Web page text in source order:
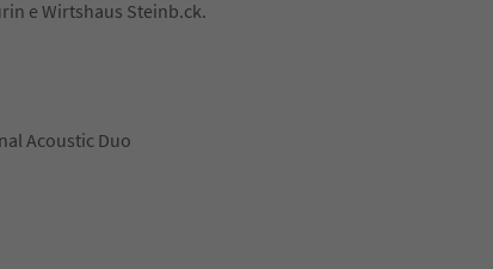
e Wirtshaus Steinb.ck.
Acoustic Duo